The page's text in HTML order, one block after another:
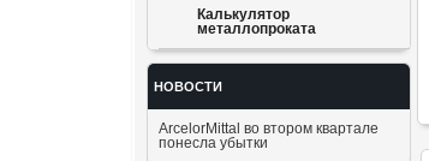
Калькулятор
металлопроката
НОВОСТИ
ArcelorMittal во втором квартале
понесла убытки